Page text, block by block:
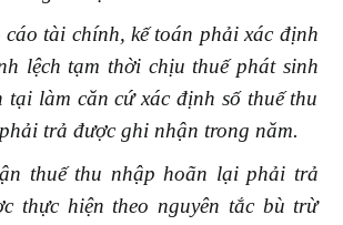
tài chính, kế toán phải xác định
lệch tạm thời chịu thuế phát sinh
tại làm căn cứ xác định số thuế thu
trả được ghi nhận trong năm.
thuế thu nhập hoãn lại phải trả
thực hiện theo nguyên tắc bù trừ